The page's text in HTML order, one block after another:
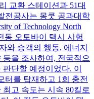
교환 스테이션과 51대
전공사는 몽쿳 공과대학
of Technology North
동 오토바이 택시 시험
와 승객의 행동, 에너지
을 조사하여, 전국적으
단할 예정이었다. 이
터를 탑재하고 1회 충전
고 속도는 시속 80킬로